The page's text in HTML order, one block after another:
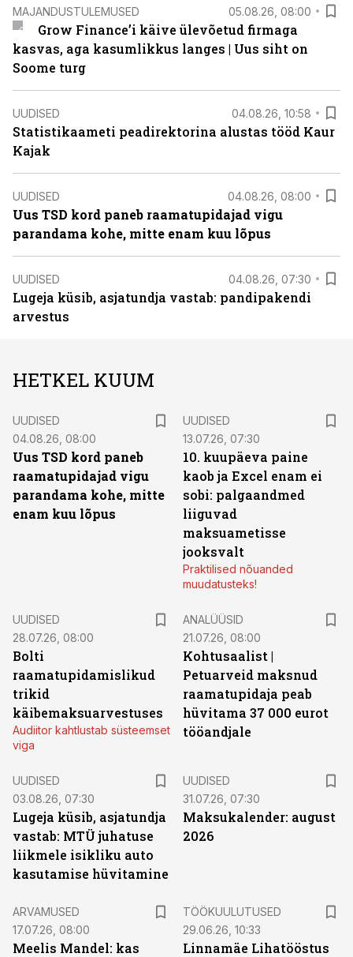
MAJANDUSTULEMUSED 05.08.26, 08:00
Grow Finance’i käive ülevõetud firmaga
kasvas, aga kasumlikkus langes | Uus siht on
Soome turg
UUDISED 04.08.26, 10:58
Statistikaameti peadirektorina alustas tööd Kaur
Kajak
UUDISED 04.08.26, 08:00
Uus TSD kord paneb raamatupidajad vigu
parandama kohe, mitte enam kuu lõpus
UUDISED 04.08.26, 07:30
Lugeja küsib, asjatundja vastab: pandipakendi
arvestus
HETKEL KUUM
UUDISED
04.08.26, 08:00
Uus TSD kord paneb
raamatupidajad vigu
parandama kohe, mitte
enam kuu lõpus
UUDISED
13.07.26, 07:30
10. kuupäeva paine
kaob ja Excel enam ei
sobi: palgaandmed
liiguvad
maksuametisse
jooksvalt
Praktilised nõuanded
muudatusteks!
UUDISED
28.07.26, 08:00
Bolti
raamatupidamislikud
trikid
käibemaksuarvestuses
Audiitor kahtlustab süsteemset
viga
ANALÜÜSID
21.07.26, 08:00
Kohtusaalist |
Petuarveid maksnud
raamatupidaja peab
hüvitama 37 000 eurot
tööandjale
UUDISED
03.08.26, 07:30
Lugeja küsib, asjatundja
vastab: MTÜ juhatuse
liikmele isikliku auto
kasutamise hüvitamine
UUDISED
31.07.26, 07:30
Maksukalender: august
2026
ARVAMUSED
17.07.26, 08:00
Meelis Mandel: kas
TÖÖKUULUTUSED
29.06.26, 10:33
Linnamäe Lihatööstus